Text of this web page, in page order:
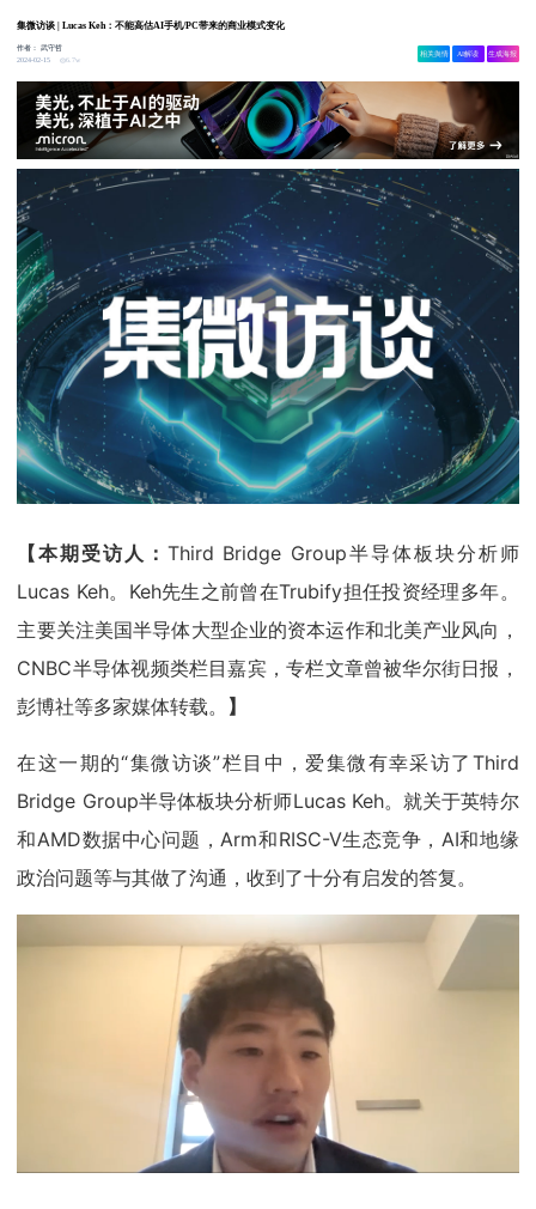
集微访谈 | Lucas Keh：不能高估AI手机/PC带来的商业模式变化
作者：武守哲
2024-02-15
6.7w
相关舆情 AI解读 生成海报
【本期受访人：Third Bridge Group半导体板块分析师
Lucas Keh。Keh先生之前曾在Trubify担任投资经理多年。
主要关注美国半导体大型企业的资本运作和北美产业风向，
CNBC半导体视频类栏目嘉宾，专栏文章曾被华尔街日报，
彭博社等多家媒体转载。 】
在这一期的“集微访谈”栏目中，爱集微有幸采访了Third
Bridge Group半导体板块分析师Lucas Keh。就关于英特尔
和AMD数据中心问题，Arm和RISC-V生态竞争，AI和地缘
政治问题等与其做了沟通，收到了十分有启发的答复。